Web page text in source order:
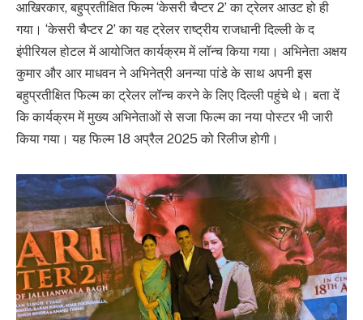
आखिरकार, बहुप्रतीक्षित फिल्म ‘केसरी चैप्टर 2’ का ट्रेलर आउट हो ही
गया। ‘केसरी चैप्टर 2’ का यह ट्रेलर राष्ट्रीय राजधानी दिल्ली के द
इंपीरियल होटल में आयोजित कार्यक्रम में लॉन्च किया गया। अभिनेता अक्षय
कुमार और आर माधवन ने अभिनेत्री अनन्या पांडे के साथ अपनी इस
बहुप्रतीक्षित फिल्म का ट्रेलर लॉन्च करने के लिए दिल्ली पहुंचे थे। बता दें
कि कार्यक्रम में मुख्य अभिनेताओं से सजा फिल्म का नया पोस्टर भी जारी
किया गया। यह फिल्म 18 अप्रैल 2025 को रिलीज होगी।